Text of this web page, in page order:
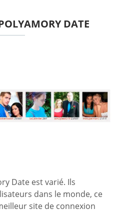
DATE
Date est varié. Ils
dans le monde, ce
site de connexion